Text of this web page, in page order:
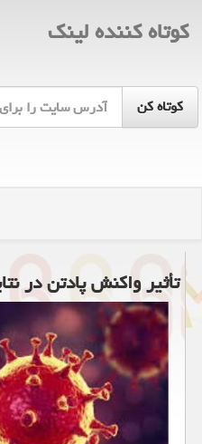
كوتاه كننده لینك
تأثیر واكنش پادتن در